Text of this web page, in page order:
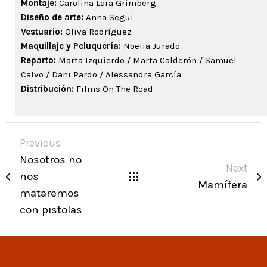
Montaje: Carolina Lara Grimberg
Diseño de arte: Anna Segui
Vestuario: Oliva Rodríguez
Maquillaje y Peluquería: Noelia Jurado
Reparto: Marta Izquierdo / Marta Calderón / Samuel
Calvo / Dani Pardo / Alessandra García
Distribución: Films On The Road
Previous
Nosotros no
nos
mataremos
con pistolas
Next
Mamífera